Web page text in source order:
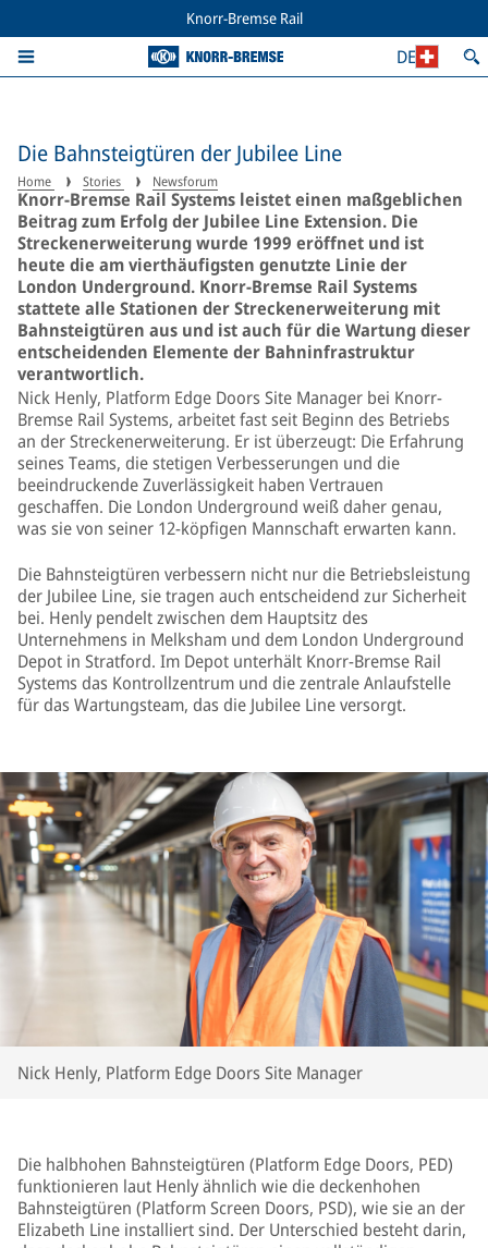
Knorr-Bremse Rail
DE
Die Bahnsteigtüren der Jubilee Line
Home Stories Newsforum
Knorr-Bremse Rail Systems leistet einen maßgeblichen
Beitrag zum Erfolg der Jubilee Line Extension. Die
Streckenerweiterung wurde 1999 eröffnet und ist
heute die am vierthäufigsten genutzte Linie der
London Underground. Knorr-Bremse Rail Systems
stattete alle Stationen der Streckenerweiterung mit
Bahnsteigtüren aus und ist auch für die Wartung dieser
entscheidenden Elemente der Bahninfrastruktur
verantwortlich.
Nick Henly, Platform Edge Doors Site Manager bei Knorr-
Bremse Rail Systems, arbeitet fast seit Beginn des Betriebs
an der Streckenerweiterung. Er ist überzeugt: Die Erfahrung
seines Teams, die stetigen Verbesserungen und die
beeindruckende Zuverlässigkeit haben Vertrauen
geschaffen. Die London Underground weiß daher genau,
was sie von seiner 12-köpfigen Mannschaft erwarten kann.
Die Bahnsteigtüren verbessern nicht nur die Betriebsleistung
der Jubilee Line, sie tragen auch entscheidend zur Sicherheit
bei. Henly pendelt zwischen dem Hauptsitz des
Unternehmens in Melksham und dem London Underground
Depot in Stratford. Im Depot unterhält Knorr-Bremse Rail
Systems das Kontrollzentrum und die zentrale Anlaufstelle
für das Wartungsteam, das die Jubilee Line versorgt.
Nick Henly, Platform Edge Doors Site Manager
Die halbhohen Bahnsteigtüren (Platform Edge Doors, PED)
funktionieren laut Henly ähnlich wie die deckenhohen
Bahnsteigtüren (Platform Screen Doors, PSD), wie sie an der
Elizabeth Line installiert sind. Der Unterschied besteht darin,